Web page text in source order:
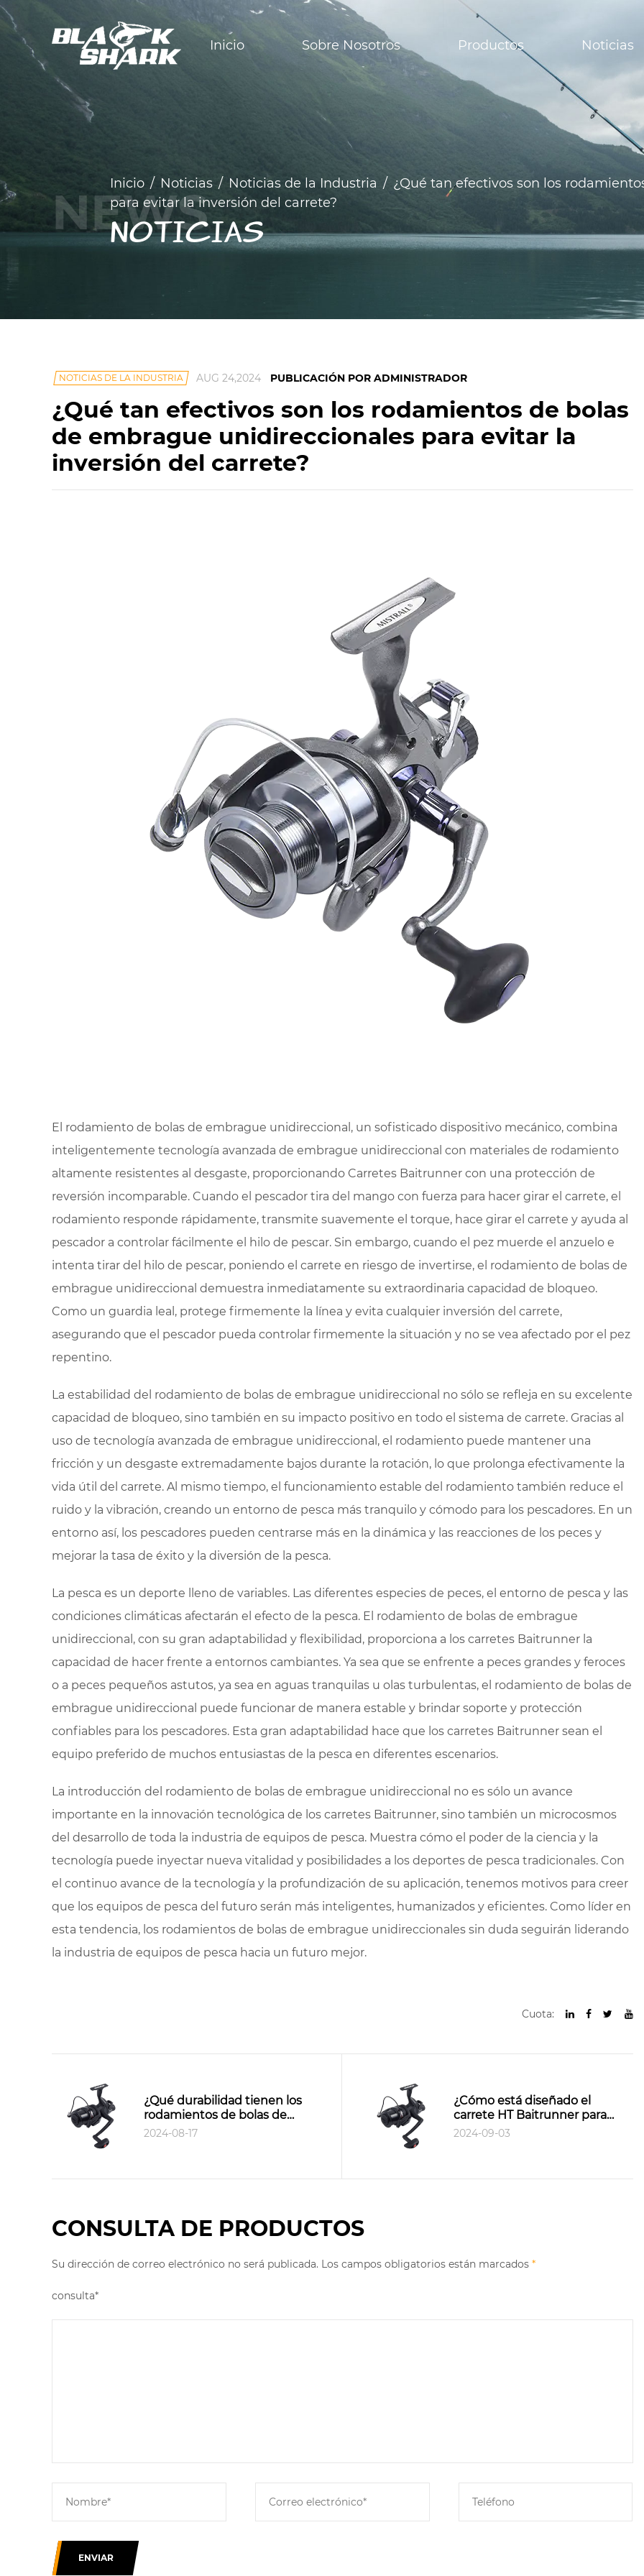
Inicio Sobre Nosotros Productos Noticias
Inicio / Noticias / Noticias de la Industria / ¿Qué tan efectivos son los
para evitar la inversión del carrete?
NOTICIAS
NOTICIAS DE LA INDUSTRIA AUG 24,2024 PUBLICACIÓN POR ADMINISTRADOR
¿Qué tan efectivos son los rodamientos de bolas
de embrague unidireccionales para evitar la
inversión del carrete?
El rodamiento de bolas de embrague unidireccional, un sofisticado dispositivo mecánico, combina
inteligentemente tecnología avanzada de embrague unidireccional con materiales de rodamiento
altamente resistentes al desgaste, proporcionando Carretes Baitrunner con una protección de
reversión incomparable. Cuando el pescador tira del mango con fuerza para hacer girar el carrete, el
rodamiento responde rápidamente, transmite suavemente el torque, hace girar el carrete y ayuda al
pescador a controlar fácilmente el hilo de pescar. Sin embargo, cuando el pez muerde el anzuelo e
intenta tirar del hilo de pescar, poniendo el carrete en riesgo de invertirse, el rodamiento de bolas de
embrague unidireccional demuestra inmediatamente su extraordinaria capacidad de bloqueo.
Como un guardia leal, protege firmemente la línea y evita cualquier inversión del carrete,
asegurando que el pescador pueda controlar firmemente la situación y no se vea afectado por el pez
repentino.
La estabilidad del rodamiento de bolas de embrague unidireccional no sólo se refleja en su excelente
capacidad de bloqueo, sino también en su impacto positivo en todo el sistema de carrete. Gracias al
uso de tecnología avanzada de embrague unidireccional, el rodamiento puede mantener una
fricción y un desgaste extremadamente bajos durante la rotación, lo que prolonga efectivamente la
vida útil del carrete. Al mismo tiempo, el funcionamiento estable del rodamiento también reduce el
ruido y la vibración, creando un entorno de pesca más tranquilo y cómodo para los pescadores. En un
entorno así, los pescadores pueden centrarse más en la dinámica y las reacciones de los peces y
mejorar la tasa de éxito y la diversión de la pesca.
La pesca es un deporte lleno de variables. Las diferentes especies de peces, el entorno de pesca y las
condiciones climáticas afectarán el efecto de la pesca. El rodamiento de bolas de embrague
unidireccional, con su gran adaptabilidad y flexibilidad, proporciona a los carretes Baitrunner la
capacidad de hacer frente a entornos cambiantes. Ya sea que se enfrente a peces grandes y feroces
o a peces pequeños astutos, ya sea en aguas tranquilas u olas turbulentas, el rodamiento de bolas de
embrague unidireccional puede funcionar de manera estable y brindar soporte y protección
confiables para los pescadores. Esta gran adaptabilidad hace que los carretes Baitrunner sean el
equipo preferido de muchos entusiastas de la pesca en diferentes escenarios.
La introducción del rodamiento de bolas de embrague unidireccional no es sólo un avance
importante en la innovación tecnológica de los carretes Baitrunner, sino también un microcosmos
del desarrollo de toda la industria de equipos de pesca. Muestra cómo el poder de la ciencia y la
tecnología puede inyectar nueva vitalidad y posibilidades a los deportes de pesca tradicionales. Con
el continuo avance de la tecnología y la profundización de su aplicación, tenemos motivos para creer
que los equipos de pesca del futuro serán más inteligentes, humanizados y eficientes. Como líder en
esta tendencia, los rodamientos de bolas de embrague unidireccionales sin duda seguirán liderando
la industria de equipos de pesca hacia un futuro mejor.
Cuota:
¿Qué durabilidad tienen los
rodamientos de bolas de
embrague unidireccionales?
2024-08-17
¿Cómo está diseñado el
carrete HT Baitrunner para
satisfacer las necesidades de
2024-09-03
CONSULTA DE PRODUCTOS
Su dirección de correo electrónico no será publicada. Los campos obligatorios están marcados *
consulta*
ENVIAR